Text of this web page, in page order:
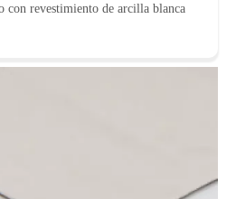
con revestimiento de arcilla blanca